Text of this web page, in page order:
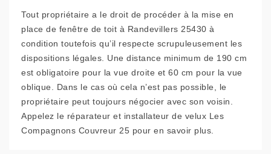
Tout propriétaire a le droit de procéder à la mise en
place de fenêtre de toit à Randevillers 25430 à
condition toutefois qu’il respecte scrupuleusement les
dispositions légales. Une distance minimum de 190 cm
est obligatoire pour la vue droite et 60 cm pour la vue
oblique. Dans le cas où cela n’est pas possible, le
propriétaire peut toujours négocier avec son voisin.
Appelez le réparateur et installateur de velux Les
Compagnons Couvreur 25 pour en savoir plus.